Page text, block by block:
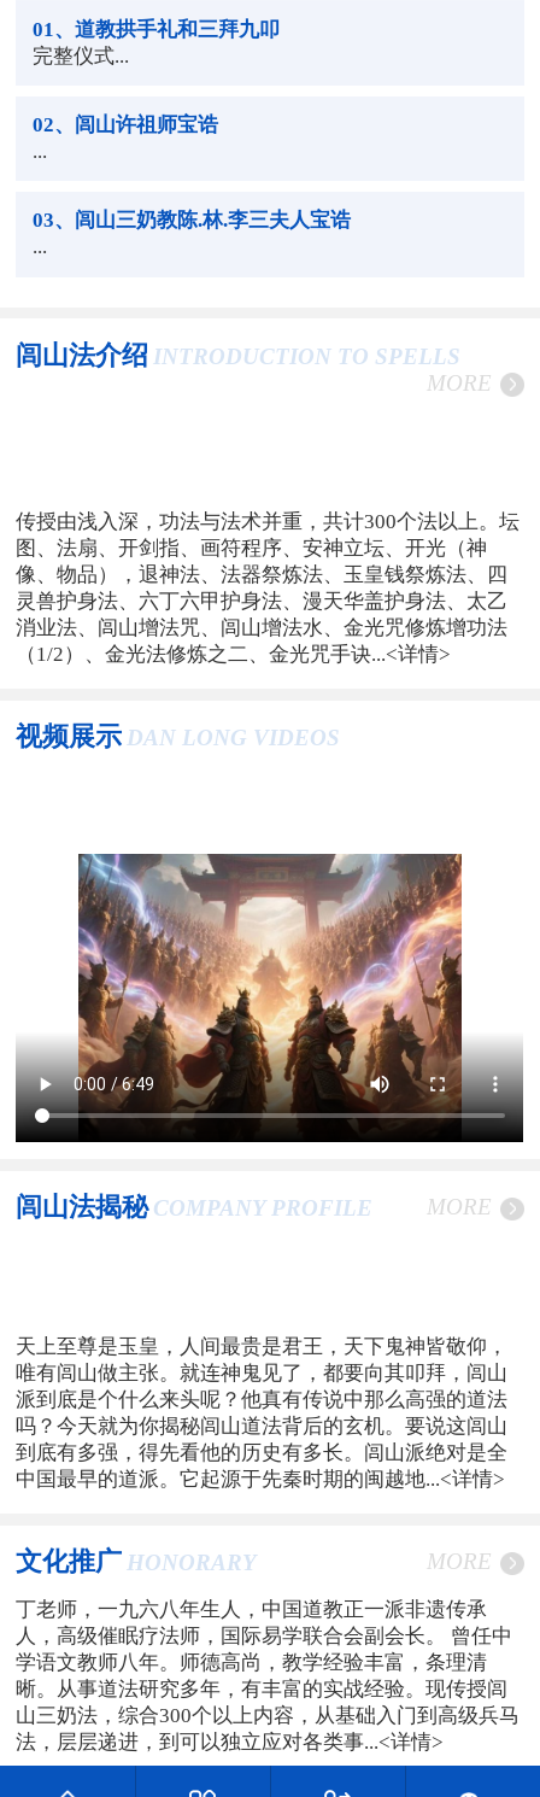
01 、道教拱手礼和三拜九叩
完整仪式...
02、闾山许祖师宝诰
...
03、闾山三奶教陈.林.李三夫人宝诰
...
闾山法介绍 INTRODUCTION TO SPELLS
MORE
传授由浅入深，功法与法术并重，共计300个法以上。坛
图、法扇、开剑指、画符程序、安神立坛、开光（神
像、物品），退神法、法器祭炼法、玉皇钱祭炼法、四
灵兽护身法、六丁六甲护身法、漫天华盖护身法、太乙
消业法、闾山增法咒、闾山增法水、金光咒修炼增功法
（1/2）、金光法修炼之二、金光咒手诀...<详情>
视频展示 DAN LONG VIDEOS
闾山法揭秘 COMPANY PROFILE MORE
天上至尊是玉皇，人间最贵是君王，天下鬼神皆敬仰，
唯有闾山做主张。就连神鬼见了，都要向其叩拜，闾山
派到底是个什么来头呢？他真有传说中那么高强的道法
吗？今天就为你揭秘闾山道法背后的玄机。要说这闾山
到底有多强，得先看他的历史有多长。闾山派绝对是全
中国最早的道派。它起源于先秦时期的闽越地...<详情>
文化推广 HONORARY MORE
丁老师，一九六八年生人，中国道教正一派非遗传承
人，高级催眠疗法师，国际易学联合会副会长。 曾任中
学语文教师八年。师德高尚，教学经验丰富，条理清
晰。从事道法研究多年，有丰富的实战经验。现传授闾
山三奶法，综合300个以上内容，从基础入门到高级兵马
法，层层递进，到可以独立应对各类事...<详情>